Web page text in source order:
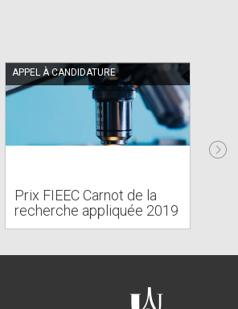
APPEL À CANDIDATURE
Prix FIEEC Carnot de la
recherche appliquée 2019